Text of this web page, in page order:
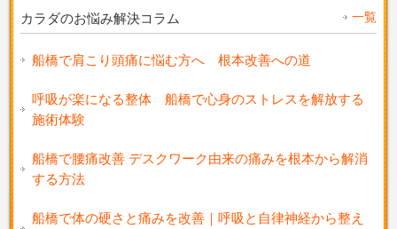
カラダのお悩み解決コラム 一覧
船橋で肩こり頭痛に悩む方へ 根本改善への道
呼吸が楽になる整体 船橋で心身のストレスを解放する
施術体験
船橋で腰痛改善 デスクワーク由来の痛みを根本から解消
する方法
船橋で体の硬さと痛みを改善｜呼吸と自律神経から整え